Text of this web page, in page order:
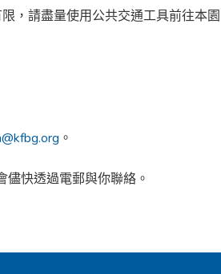
，請盡量使用公共交通工具前往本園
。
儘快透過電郵與你聯絡。